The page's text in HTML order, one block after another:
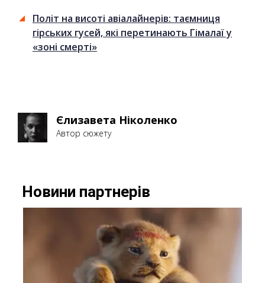
Політ на висоті авіалайнерів: таємниця
гірських гусей, які перетинають Гімалаї у
«зоні смерті»
Єлизавета Ніколенко
Автор сюжету